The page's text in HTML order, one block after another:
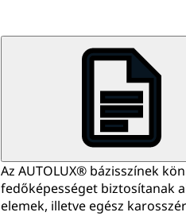
Az AUTOLUX® bázisszínek
fedőképességet biztosítanak
elemek, illetve egész